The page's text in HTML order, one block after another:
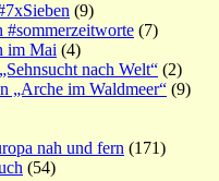
(9)
#sommerzeitworte (7)
im Mai (4)
nach Welt“ (2)
„Arche im Waldmeer“ (9)
nah und fern (171)
(54)